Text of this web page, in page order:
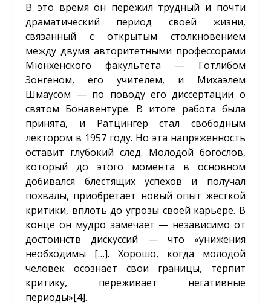
В это время он пережил трудный и почти
драматический период своей жизни,
связанный с открытым столкновением
между двумя авторитетными профессорами
Мюнхенского факультета — Готлибом
Зонгеном, его учителем, и Михаэлем
Шмаусом — по поводу его диссертации о
святом Бонавентуре. В итоге работа была
принята, и Ратцингер стал свободным
лектором в 1957 году. Но эта напряженность
оставит глубокий след. Молодой богослов,
который до этого момента в основном
добивался блестящих успехов и получал
похвалы, приобретает новый опыт жесткой
критики, вплоть до угрозы своей карьере. В
конце он мудро замечает — независимо от
достоинств дискуссий — что «унижения
необходимы […]. Хорошо, когда молодой
человек осознает свои границы, терпит
критику, переживает негативные
периоды»[4].